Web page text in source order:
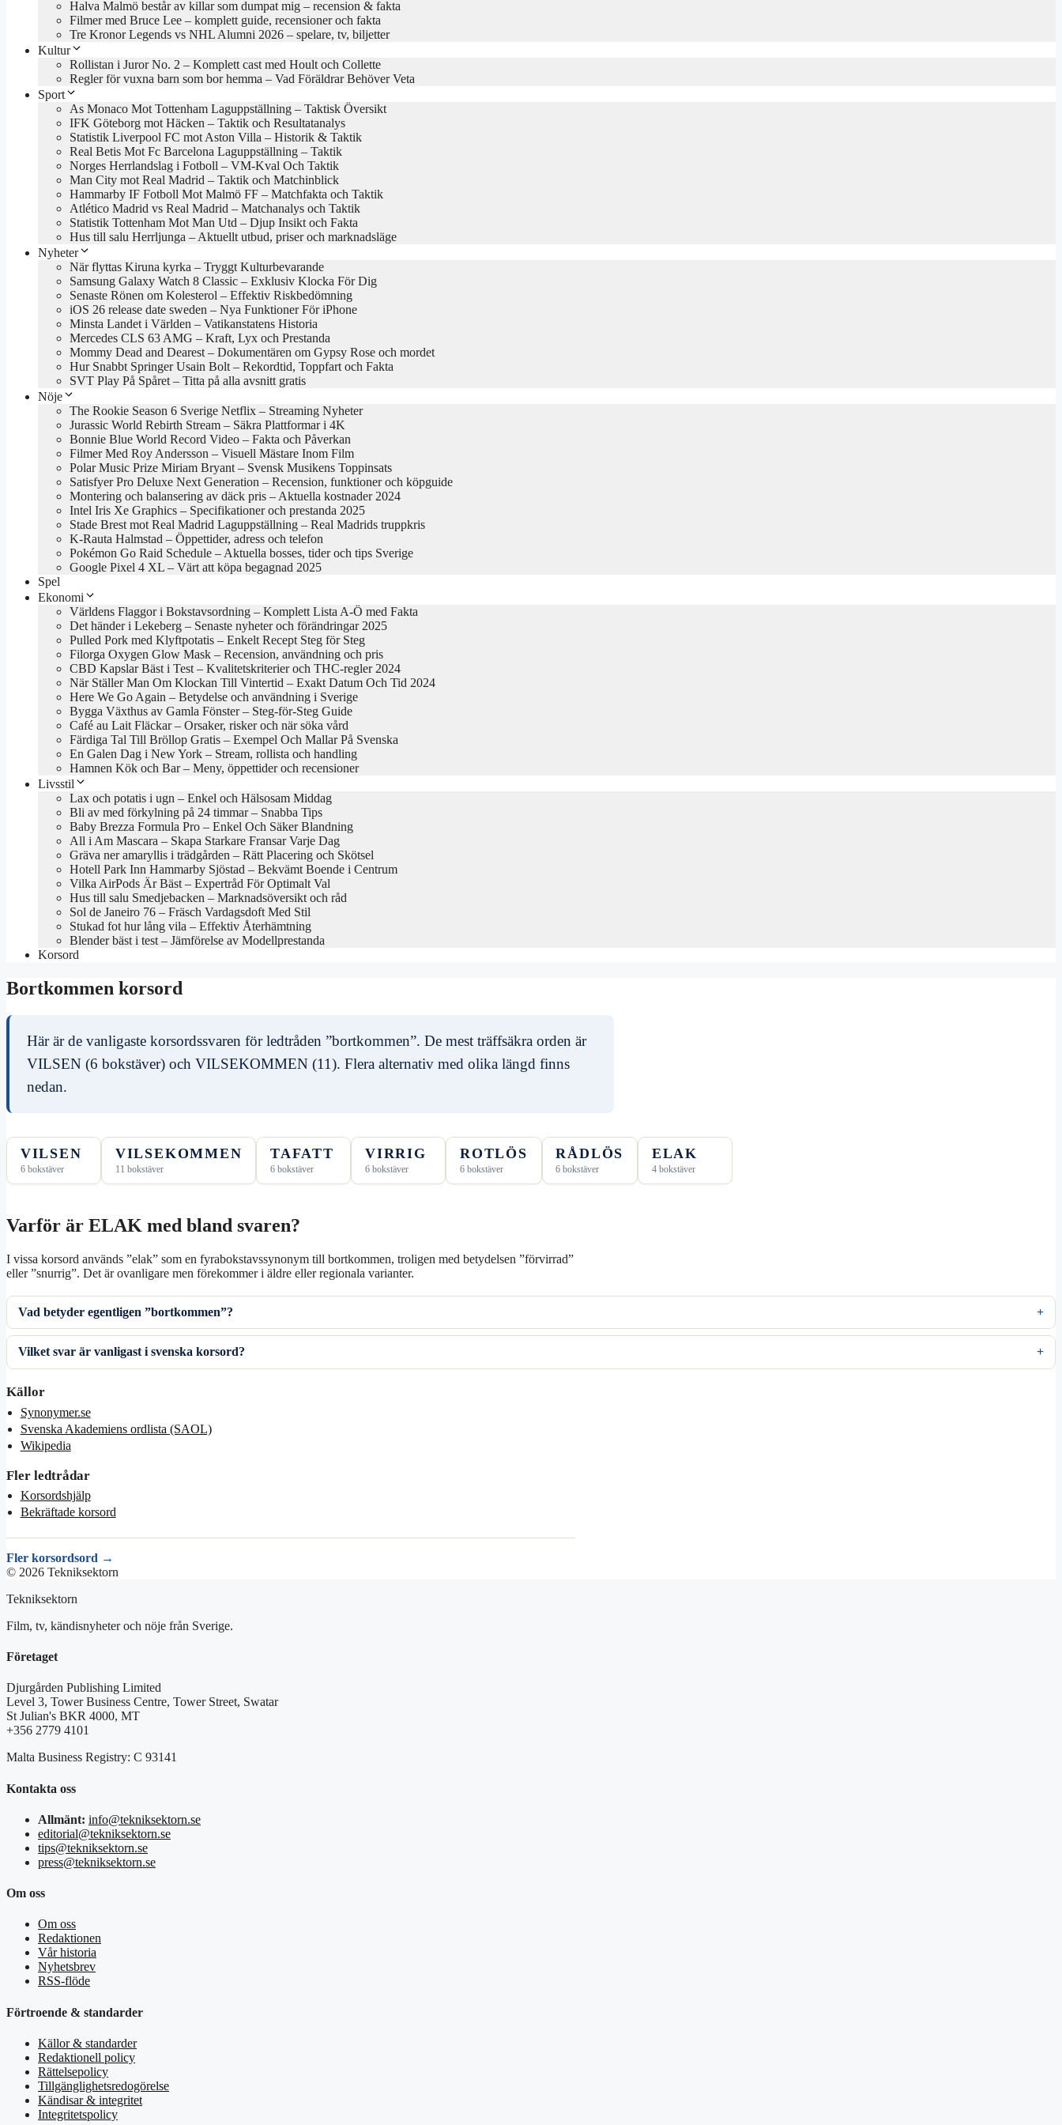
Halva Malmö består av killar som dumpat mig – recension & fakta
Filmer med Bruce Lee – komplett guide, recensioner och fakta
Tre Kronor Legends vs NHL Alumni 2026 – spelare, tv, biljetter
Kultur
Rollistan i Juror No. 2 – Komplett cast med Hoult och Collette
Regler för vuxna barn som bor hemma – Vad Föräldrar Behöver Veta
Sport
As Monaco Mot Tottenham Laguppställning – Taktisk Översikt
IFK Göteborg mot Häcken – Taktik och Resultatanalys
Statistik Liverpool FC mot Aston Villa – Historik & Taktik
Real Betis Mot Fc Barcelona Laguppställning – Taktik
Norges Herrlandslag i Fotboll – VM-Kval Och Taktik
Man City mot Real Madrid – Taktik och Matchinblick
Hammarby IF Fotboll Mot Malmö FF – Matchfakta och Taktik
Atlético Madrid vs Real Madrid – Matchanalys och Taktik
Statistik Tottenham Mot Man Utd – Djup Insikt och Fakta
Hus till salu Herrljunga – Aktuellt utbud, priser och marknadsläge
Nyheter
När flyttas Kiruna kyrka – Tryggt Kulturbevarande
Samsung Galaxy Watch 8 Classic – Exklusiv Klocka För Dig
Senaste Rönen om Kolesterol – Effektiv Riskbedömning
iOS 26 release date sweden – Nya Funktioner För iPhone
Minsta Landet i Världen – Vatikanstatens Historia
Mercedes CLS 63 AMG – Kraft, Lyx och Prestanda
Mommy Dead and Dearest – Dokumentären om Gypsy Rose och mordet
Hur Snabbt Springer Usain Bolt – Rekordtid, Toppfart och Fakta
SVT Play På Spåret – Titta på alla avsnitt gratis
Nöje
The Rookie Season 6 Sverige Netflix – Streaming Nyheter
Jurassic World Rebirth Stream – Säkra Plattformar i 4K
Bonnie Blue World Record Video – Fakta och Påverkan
Filmer Med Roy Andersson – Visuell Mästare Inom Film
Polar Music Prize Miriam Bryant – Svensk Musikens Toppinsats
Satisfyer Pro Deluxe Next Generation – Recension, funktioner och köpguide
Montering och balansering av däck pris – Aktuella kostnader 2024
Intel Iris Xe Graphics – Specifikationer och prestanda 2025
Stade Brest mot Real Madrid Laguppställning – Real Madrids truppkris
K-Rauta Halmstad – Öppettider, adress och telefon
Pokémon Go Raid Schedule – Aktuella bosses, tider och tips Sverige
Google Pixel 4 XL – Värt att köpa begagnad 2025
Spel
Ekonomi
Världens Flaggor i Bokstavsordning – Komplett Lista A-Ö med Fakta
Det händer i Lekeberg – Senaste nyheter och förändringar 2025
Pulled Pork med Klyftpotatis – Enkelt Recept Steg för Steg
Filorga Oxygen Glow Mask – Recension, användning och pris
CBD Kapslar Bäst i Test – Kvalitetskriterier och THC-regler 2024
När Ställer Man Om Klockan Till Vintertid – Exakt Datum Och Tid 2024
Here We Go Again – Betydelse och användning i Sverige
Bygga Växthus av Gamla Fönster – Steg-för-Steg Guide
Café au Lait Fläckar – Orsaker, risker och när söka vård
Färdiga Tal Till Bröllop Gratis – Exempel Och Mallar På Svenska
En Galen Dag i New York – Stream, rollista och handling
Hamnen Kök och Bar – Meny, öppettider och recensioner
Livsstil
Lax och potatis i ugn – Enkel och Hälsosam Middag
Bli av med förkylning på 24 timmar – Snabba Tips
Baby Brezza Formula Pro – Enkel Och Säker Blandning
All i Am Mascara – Skapa Starkare Fransar Varje Dag
Gräva ner amaryllis i trädgården – Rätt Placering och Skötsel
Hotell Park Inn Hammarby Sjöstad – Bekvämt Boende i Centrum
Vilka AirPods Är Bäst – Expertråd För Optimalt Val
Hus till salu Smedjebacken – Marknadsöversikt och råd
Sol de Janeiro 76 – Fräsch Vardagsdoft Med Stil
Stukad fot hur lång vila – Effektiv Återhämtning
Blender bäst i test – Jämförelse av Modellprestanda
Korsord
Bortkommen korsord
Här är de vanligaste korsordssvaren för ledtråden ”bortkommen”. De mest träffsäkra orden är
VILSEN (6 bokstäver) och VILSEKOMMEN (11). Flera alternativ med olika längd finns
nedan.
VILSEN
6 bokstäver
VILSEKOMMEN
11 bokstäver
TAFATT
6 bokstäver
VIRRIG
6 bokstäver
ROTLÖS
6 bokstäver
RÅDLÖS
6 bokstäver
ELAK
4 bokstäver
Varför är ELAK med bland svaren?
I vissa korsord används ”elak” som en fyrabokstavssynonym till bortkommen, troligen med betydelsen ”förvirrad”
eller ”snurrig”. Det är ovanligare men förekommer i äldre eller regionala varianter.
Vad betyder egentligen ”bortkommen”?
Vilket svar är vanligast i svenska korsord?
Källor
Synonymer.se
Svenska Akademiens ordlista (SAOL)
Wikipedia
Fler ledtrådar
Korsordshjälp
Bekräftade korsord
Fler korsordsord →
© 2026 Tekniksektorn
Tekniksektorn
Film, tv, kändisnyheter och nöje från Sverige.
Företaget
Djurgården Publishing Limited
Level 3, Tower Business Centre, Tower Street, Swatar
St Julian's BKR 4000, MT
+356 2779 4101
Malta Business Registry: C 93141
Kontakta oss
Allmänt: info@tekniksektorn.se
editorial@tekniksektorn.se
tips@tekniksektorn.se
press@tekniksektorn.se
Om oss
Om oss
Redaktionen
Vår historia
Nyhetsbrev
RSS-flöde
Förtroende & standarder
Källor & standarder
Redaktionell policy
Rättelsepolicy
Tillgänglighetsredogörelse
Kändisar & integritet
Integritetspolicy